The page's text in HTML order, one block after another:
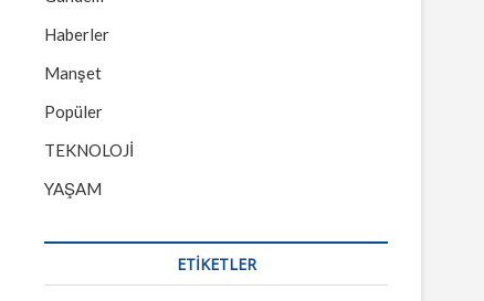
Haberler
Manşet
Popüler
TEKNOLOJİ
YAŞAM
ETİKETLER